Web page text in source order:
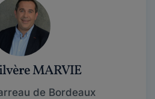
MARVIE
de Bordeaux